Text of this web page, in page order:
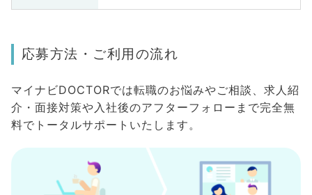
応募方法・ご利用の流れ
マイナビDOCTORでは転職のお悩みやご相談、求人紹
介・面接対策や入社後のアフターフォローまで完全無
料でトータルサポートいたします。